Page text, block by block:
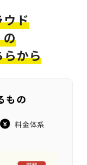
ウド
の
らから
もの
料金体系